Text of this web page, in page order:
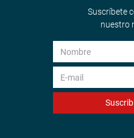
Suscríbete
nuestro